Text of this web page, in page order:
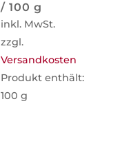
/100 g
inkl. MwSt.
zzgl.
Versandkosten
Produkt enthält:
100g